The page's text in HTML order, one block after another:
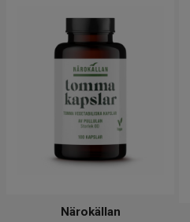
Närokällan